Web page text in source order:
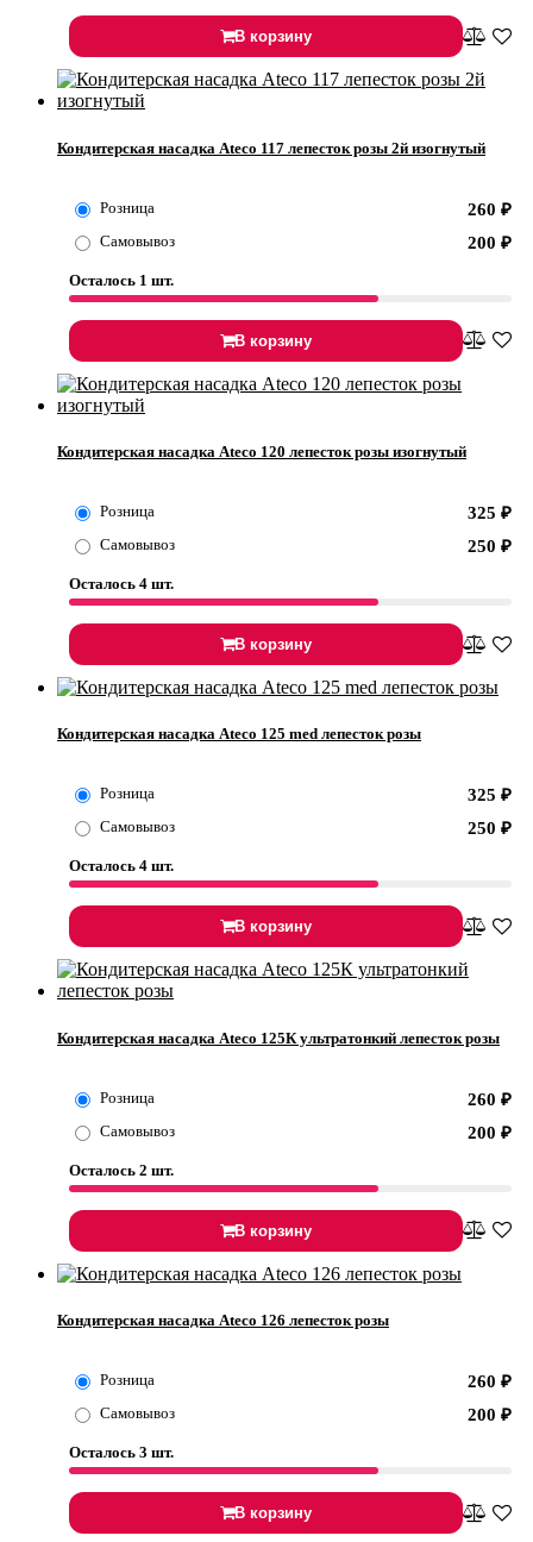
В корзину
Кондитерская насадка Ateco 117 лепесток розы 2й изогнутый
Розница 260 ₽
Самовывоз 200 ₽
Осталось 1 шт.
В корзину
Кондитерская насадка Ateco 120 лепесток розы изогнутый
Розница 325 ₽
Самовывоз 250 ₽
Осталось 4 шт.
В корзину
Кондитерская насадка Ateco 125 med лепесток розы
Розница 325 ₽
Самовывоз 250 ₽
Осталось 4 шт.
В корзину
Кондитерская насадка Ateco 125К ультратонкий лепесток розы
Розница 260 ₽
Самовывоз 200 ₽
Осталось 2 шт.
В корзину
Кондитерская насадка Ateco 126 лепесток розы
Розница 260 ₽
Самовывоз 200 ₽
Осталось 3 шт.
В корзину